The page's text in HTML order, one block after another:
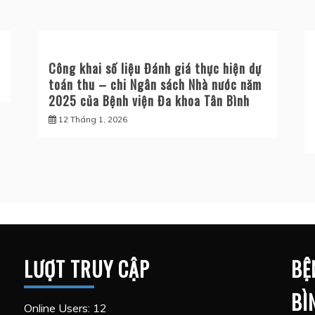
Công khai số liệu Đánh giá thực hiện dự
toán thu – chi Ngân sách Nhà nước năm
2025 của Bệnh viện Đa khoa Tân Bình
12 Tháng 1, 2026
LƯỢT TRUY CẬP
Online Users: 12